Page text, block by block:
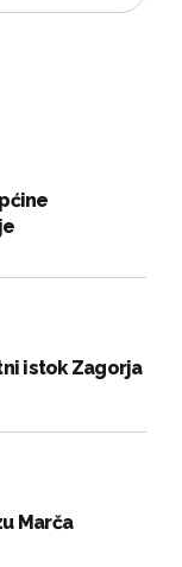
istok Zagorja
Marča